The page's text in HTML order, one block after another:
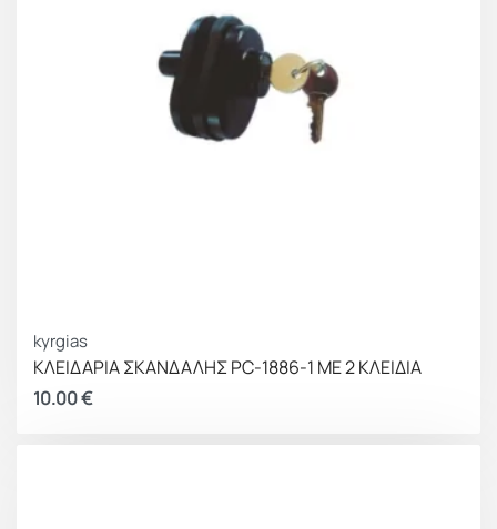
kyrgias
ΚΛΕΙΔΑΡΙΑ ΣΚΑΝΔΑΛΗΣ PC-1886-1 ΜΕ 2 ΚΛΕΙΔΙΑ
10.00€